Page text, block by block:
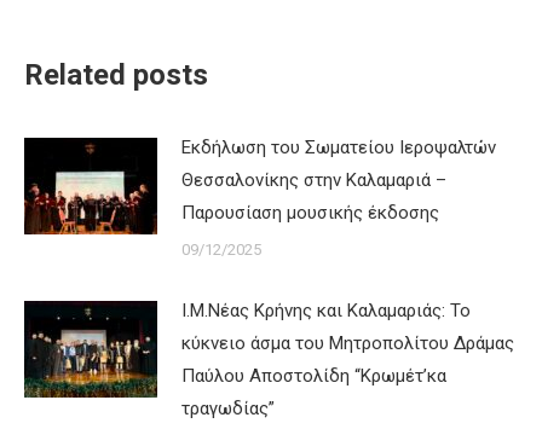
Related posts
Εκδήλωση του Σωματείου Ιεροψαλτών
Θεσσαλονίκης στην Καλαμαριά –
Παρουσίαση μουσικής έκδοσης
09/12/2025
Ι.Μ.Νέας Κρήνης και Καλαμαριάς: Το
κύκνειο άσμα του Μητροπολίτου Δράμας
Παύλου Αποστολίδη “Κρωμέτ’κα
τραγωδίας”